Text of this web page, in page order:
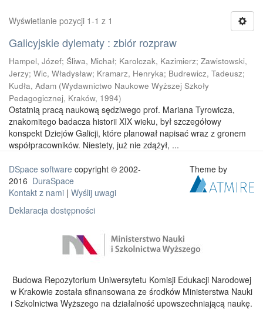
Wyświetlanie pozycji 1-1 z 1
Galicyjskie dylematy : zbiór rozpraw
Hampel, Józef; Śliwa, Michał; Karolczak, Kazimierz; Zawistowski,
Jerzy; Wic, Władysław; Kramarz, Henryka; Budrewicz, Tadeusz;
Kudła, Adam (Wydawnictwo Naukowe Wyższej Szkoły
Pedagogicznej, Kraków, 1994)
Ostatnią pracą naukową sędziwego prof. Mariana Tyrowicza,
znakomitego badacza historii XIX wieku, był szczegółowy
konspekt Dziejów Galicji, które planował napisać wraz z gronem
współpracowników. Niestety, już nie zdążył, ...
DSpace software copyright © 2002-
2016 DuraSpace
Kontakt z nami | Wyślij uwagi
Deklaracja dostępności
Theme by
Budowa Repozytorium Uniwersytetu Komisji Edukacji Narodowej
w Krakowie została sfinansowana ze środków Ministerstwa Nauki
i Szkolnictwa Wyższego na działalność upowszechniającą naukę.